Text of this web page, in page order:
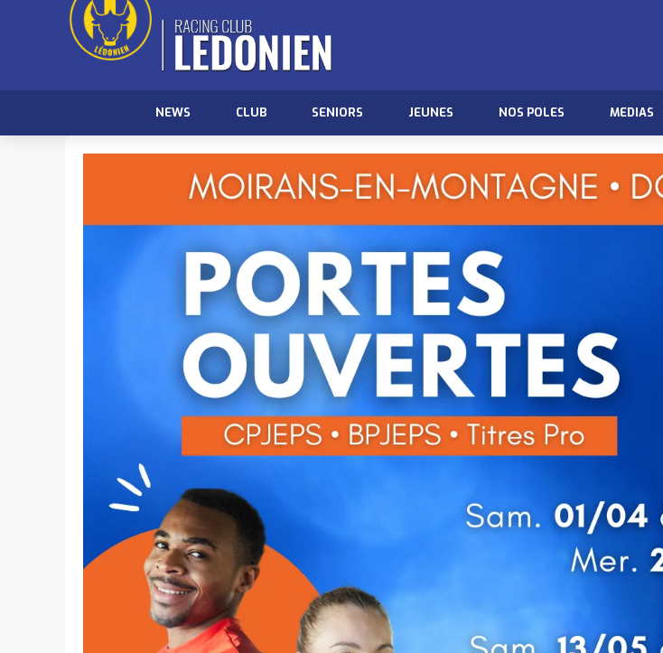
NEWS CLUB SENIORS JEUNES NOS POLES MEDIAS